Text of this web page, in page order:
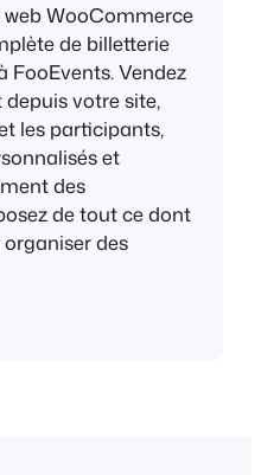
WooCommerce
de billetterie
FooEvents. Vendez
votre site,
les participants,
et
des
de tout ce dont
des